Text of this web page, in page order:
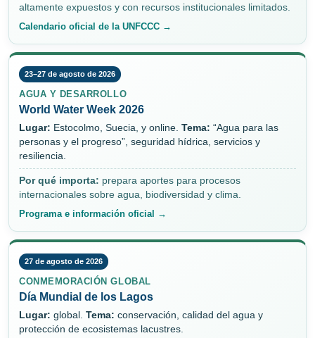
altamente expuestos y con recursos institucionales limitados.
Calendario oficial de la UNFCCC →
23–27 de agosto de 2026
AGUA Y DESARROLLO
World Water Week 2026
Lugar: Estocolmo, Suecia, y online. Tema: “Agua para las
personas y el progreso”, seguridad hídrica, servicios y
resiliencia.
Por qué importa: prepara aportes para procesos
internacionales sobre agua, biodiversidad y clima.
Programa e información oficial →
27 de agosto de 2026
CONMEMORACIÓN GLOBAL
Día Mundial de los Lagos
Lugar: global. Tema: conservación, calidad del agua y
protección de ecosistemas lacustres.